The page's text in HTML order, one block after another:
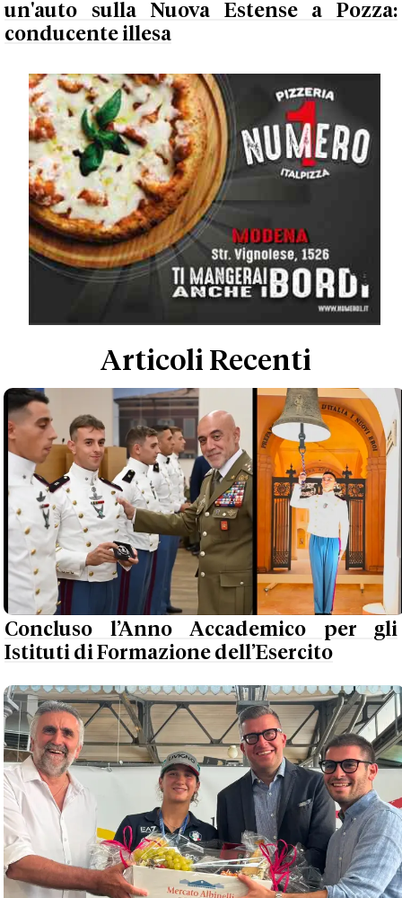
un'auto sulla Nuova Estense a Pozza:
conducente illesa
Articoli Recenti
Concluso l’Anno Accademico per gli
Istituti di Formazione dell’Esercito